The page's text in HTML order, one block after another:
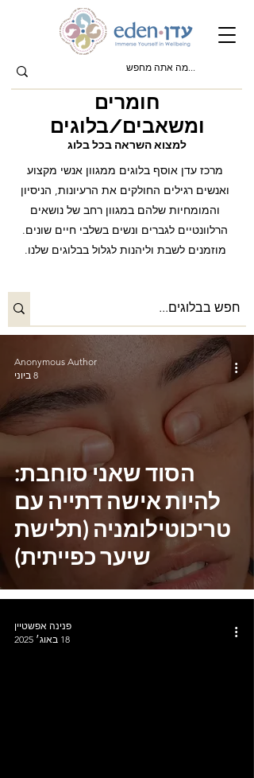
חומרים
ומשאבים/בלוגים
למצוא השראה בכל בלוג
מרכז עדן אוסף בלוגים ממגוון אנשי מקצוע
ואנשים רגילים החולקים את הרעיונות, הניסיון
והמומחיות שלהם במגוון רחב של נושאים
הרלוונטיים לגברים ונשים בשלבי חיים שונים.
מוזמנים לשבת וליהנות לגלול בבלוגים שלנו.
הסוד שאני סוחבת:
להיות אישה דתייה עם
טריכוטילומניה (תלישת
שיער כפייתית)
Anonymous Author
8 ביוני
פנינה אפשטיין
18 באוג׳ 2025